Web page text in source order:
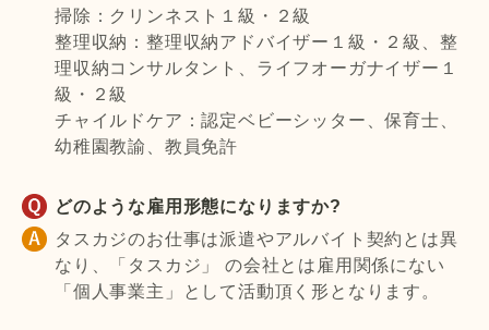
掃除：クリンネスト１級・２級
整理収納：整理収納アドバイザー１級・２級、整
理収納コンサルタント、ライフオーガナイザー１
級・２級
チャイルドケア：認定ベビーシッター、保育士、
幼稚園教諭、教員免許
どのような雇用形態になりますか?
タスカジのお仕事は派遣やアルバイト契約とは異
なり、「タスカジ」 の会社とは雇用関係にない
「個人事業主」として活動頂く形となります。